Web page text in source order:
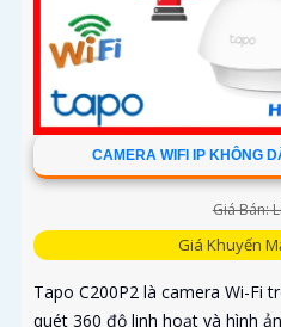
CAMERA WIFI IP KHÔNG
Giá Bán:
Giá Khuyến
Tapo C200P2 là camera Wi-Fi
quét 360 độ linh hoạt và hình